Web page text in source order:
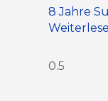
8 Jahre